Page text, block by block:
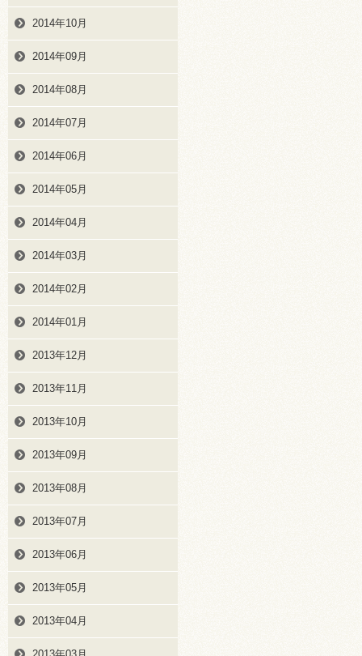
2014年10月
2014年09月
2014年08月
2014年07月
2014年06月
2014年05月
2014年04月
2014年03月
2014年02月
2014年01月
2013年12月
2013年11月
2013年10月
2013年09月
2013年08月
2013年07月
2013年06月
2013年05月
2013年04月